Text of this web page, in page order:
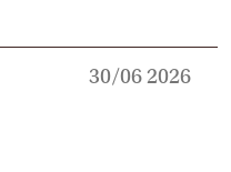
30/06 2026